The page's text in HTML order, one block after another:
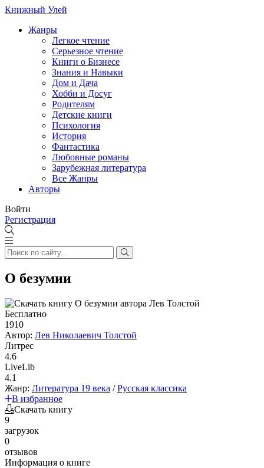
Книжный Улей
Жанры
Легкое чтение
Серьезное чтение
Книги о Бизнесе
Знания и Навыки
Дом и Дача
Хобби и Досуг
Родителям
Детские книги
Психология
История
Фантастика
Любовные романы
Зарубежная литература
Все Жанры
Авторы
Войти
Регистрация
О безумии
Бесплатно
1910
Автор: Лев Николаевич Толстой
Литрес
4.6
LiveLib
4.1
Жанр: Литература 19 века /Русская классика
В избранное
Скачать книгу
9
загрузок
0
отзывов
Информация о книге